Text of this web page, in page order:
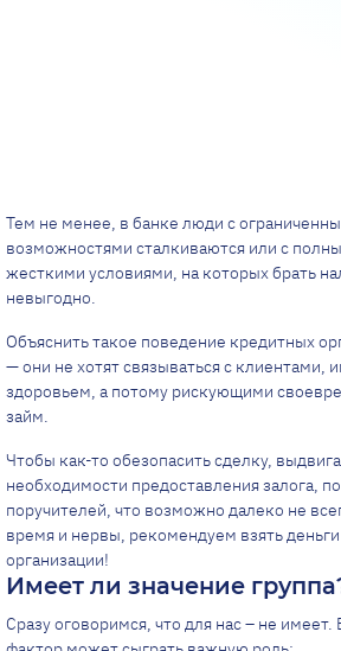
Тем не менее, в банке люди с
возможностями сталкиваются или с
жесткими условиями, на которых брать
невыгодно.
Объяснить такое поведение кредитных
— они не хотят связываться с
здоровьем, а потому рискующими
займ.
Чтобы как-то обезопасить сделку,
необходимости предоставления залога,
поручителей, что возможно далеко не
время и нервы, рекомендуем взять
организации!
Имеет ли значение
Сразу оговоримся, что для нас – не имеет.